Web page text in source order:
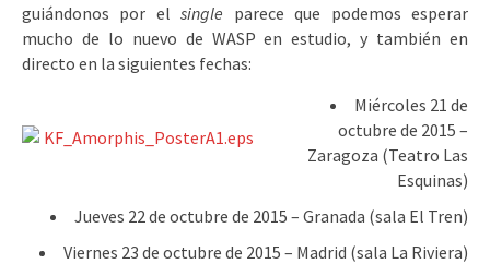
guiándonos por elsingle parece que podemos esperar
mucho de lo nuevo de WASP en estudio, y también en
directo en la siguientes fechas:
Miércoles 21 de
octubre de 2015 –
Zaragoza (Teatro Las
Esquinas)
Jueves 22 de octubre de 2015 – Granada (sala El Tren)
Viernes 23 de octubre de 2015 – Madrid (sala La Riviera)